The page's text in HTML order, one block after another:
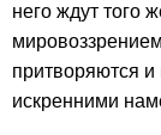
него ждут того
притворяются и
искренними